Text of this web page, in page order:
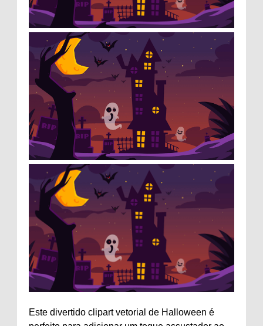
Este divertido clipart vetorial de Halloween é